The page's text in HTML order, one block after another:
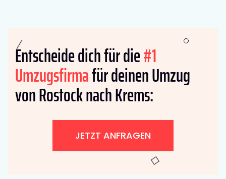
Entscheide dich für die#1
Umzugsfirmafür deinen Umzug
von Rostock nach Krems:
JETZT ANFRAGEN